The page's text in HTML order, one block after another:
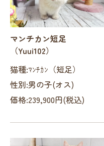
マンチカン短足
（Yuui102）
猫種:ﾏﾝﾁｶﾝ（短足）
性別:男の子(オス)
価格:239,900円(税込)